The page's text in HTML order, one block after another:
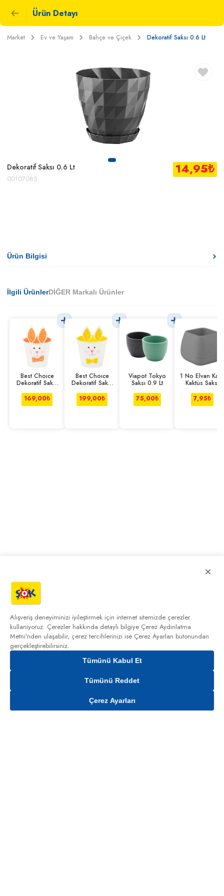
Ürün Detayı
Market Ev ve Yaşam Bahçe ve Çiçek Dekoratif Saksı 0.6 Lt
Dekoratif Saksı 0.6 Lt
00107085
14,95₺
Gelince Haber Ver
Ürün Bilgisi
İlgili ÜrünlerDİĞER Markalı Ürünler
Best Choıce
Dekoratif Saksı
169,00₺
Best Choıce
Dekoratif Saksı
199,00₺
Viapot Tokyo
Saksı 0.9 Lt
75,00₺
1 No Elvan Kare
Kaktüs Saksı
7,95₺
×
Alışveriş deneyiminizi iyileştirmek için internet sitemizde çerezler
kullanıyoruz. Çerezler hakkında detaylı bilgiye Çerez Aydınlatma
Metni'nden ulaşabilir, çerez tercihlerinizi ise Çerez Ayarları butonundan
gerçekleştirebilirsiniz.
Tümünü Kabul Et
Tümünü Reddet
Çerez Ayarları